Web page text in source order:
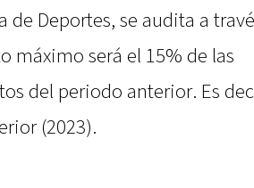
de Deportes, se audita a
máximo será el 15% de las
del periodo anterior. Es
(2023).